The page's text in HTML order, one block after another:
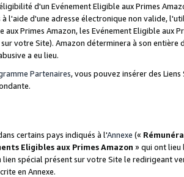
d'un Evénement Eligible aux Primes
l'aide d'une adresse électronique non valide,
Primes Amazon, les Evénement Eligible aux
votre Site). Amazon déterminera à son entière
a eu lieu.
Partenaires, vous pouvez insérer des
certains pays indiqués à l'Annexe («
Eligibles aux Primes Amazon » qui ont lieu
spécial présent sur votre Site le redirigeant
en Annexe.